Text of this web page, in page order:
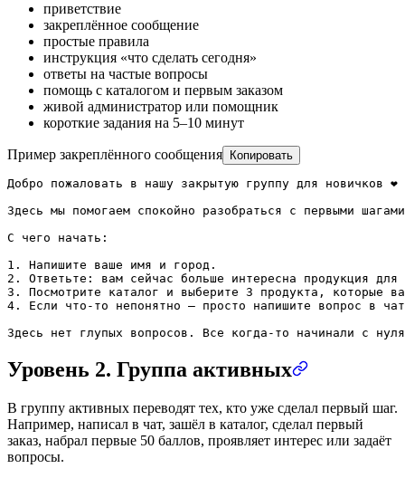
приветствие
закреплённое сообщение
простые правила
инструкция «что сделать сегодня»
ответы на частые вопросы
помощь с каталогом и первым заказом
живой администратор или помощник
короткие задания на 5–10 минут
Пример закреплённого сообщения Копировать
Добро пожаловать в нашу закрытую группу для новичков ❤️
Здесь мы помогаем спокойно разобраться с первыми
С чего начать:
1. Напишите ваше имя и город.
2. Ответьте: вам сейчас больше интересна продукция для
3. Посмотрите каталог и выберите 3 продукта, которые
4. Если что-то непонятно — просто напишите вопрос в
Здесь нет глупых вопросов. Все когда-то начинали с
Уровень 2. Группа активных
В группу активных переводят тех, кто уже сделал первый шаг.
Например, написал в чат, зашёл в каталог, сделал первый
заказ, набрал первые 50 баллов, проявляет интерес или задаёт
вопросы.